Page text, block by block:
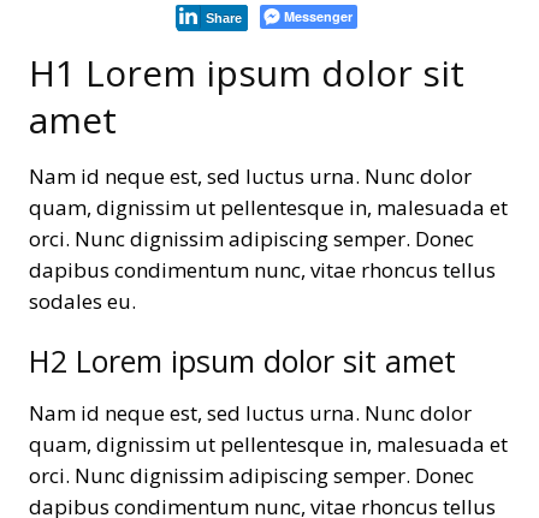
Share Messenger
H1 Lorem ipsum dolor sit
amet
Nam id neque est, sed luctus urna. Nunc dolor
quam, dignissim ut pellentesque in, malesuada et
orci. Nunc dignissim adipiscing semper. Donec
dapibus condimentum nunc, vitae rhoncus tellus
sodales eu.
H2 Lorem ipsum dolor sit amet
Nam id neque est, sed luctus urna. Nunc dolor
quam, dignissim ut pellentesque in, malesuada et
orci. Nunc dignissim adipiscing semper. Donec
dapibus condimentum nunc, vitae rhoncus tellus